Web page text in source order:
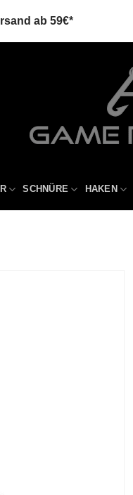
ab 59€*
SCHNÜRE HAKEN